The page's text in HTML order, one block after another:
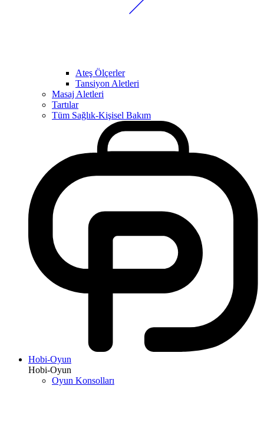
Ateş Ölçerler
Tansiyon Aletleri
Masaj Aletleri
Tartılar
Tüm Sağlık-Kişisel Bakım
Hobi-Oyun
Hobi-Oyun
Oyun Konsolları